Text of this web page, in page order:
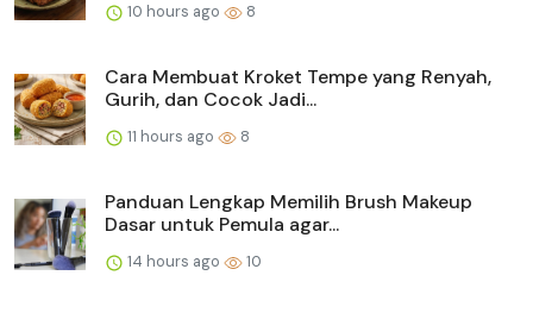
10 hours ago 8
Cara Membuat Kroket Tempe yang Renyah,
Gurih, dan Cocok Jadi...
11 hours ago 8
Panduan Lengkap Memilih Brush Makeup
Dasar untuk Pemula agar...
14 hours ago 10